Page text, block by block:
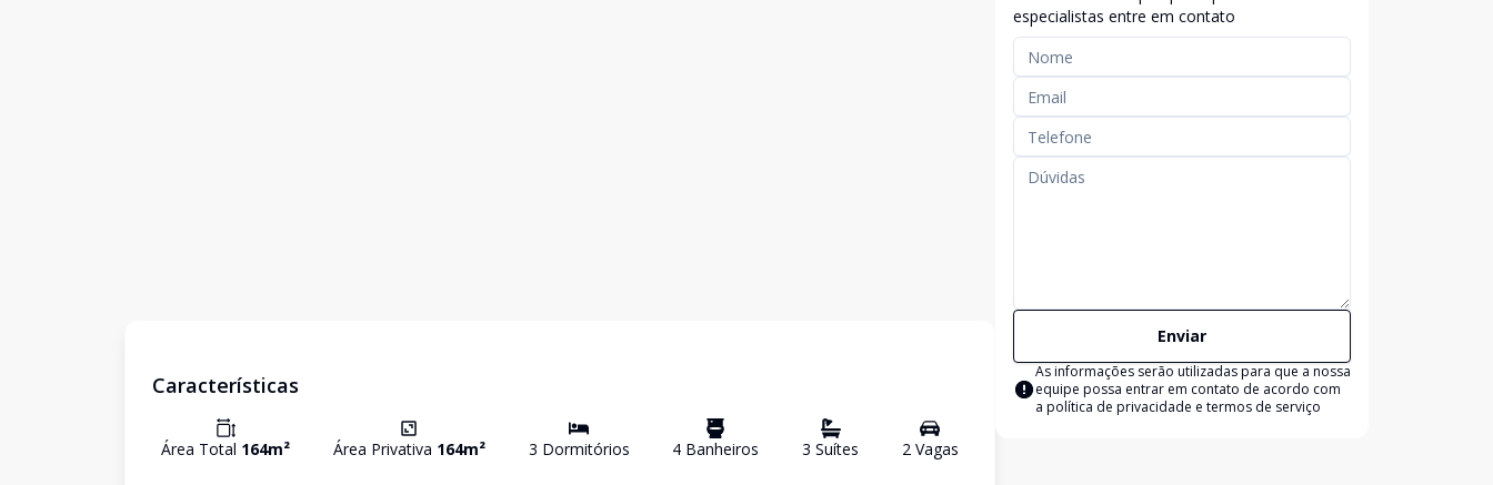
Características
Área Total 164m² Área Privativa 164m² 3 Dormitórios 4 Banheiros 3 Suítes 2Vagas
especialistas entre em contato
Enviar
As informações serão utilizadas para que a nossa
equipe possa entrar em contato de acordo com
a política de privacidade e termos de serviço